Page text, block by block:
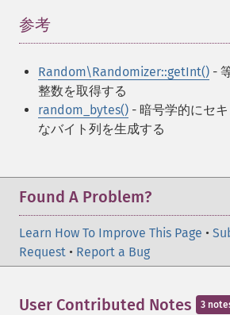
参考
Random\Randomizer::getInt() -
整数を取得する
random_bytes() - 暗号学的にセ
なバイト列を生成する
Found A Problem?
Learn How To Improve This Page •
Request • Report a Bug
User Contributed Notes 3